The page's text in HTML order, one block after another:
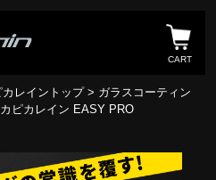
CART
レイントップ> ガラスコーティン
ピカレイン EASY PRO